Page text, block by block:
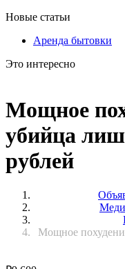
Новые статьи
Аренда бытовки
Это интересно
Мощное
убийца
рублей
Мощное